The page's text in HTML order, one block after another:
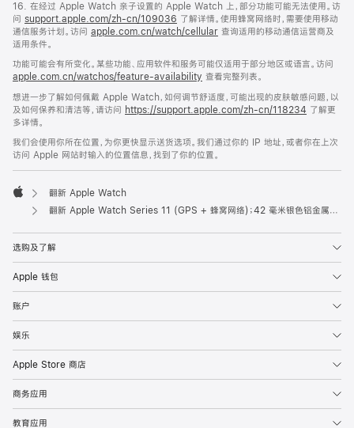
16. 在经过 Apple Watch 亲子设置的 Apple Watch 上，部分功能可能无法使用。访
问 support.apple.com/zh-cn/109036 了解详情。使用蜂窝网络时，需要使用移动
通信服务计划。访问 apple.com.cn/watch/cellular 查询适用的移动通信运营商及
适用条件。
功能可能会有所变化。某些功能、应用软件和服务可能仅适用于部分地区或语言。访问
apple.com.cn/watchos/feature-availability 查看完整列表。
想进一步了解如何佩戴 Apple Watch，如何调节舒适度，可能出现的皮肤敏感问题，以
及如何保养和清洁等，请访问 https://support.apple.com/zh-cn/118234 了解更
多详情。
我们会使用你所在位置，为你更快显示送货选项。我们通过你的 IP 地址，或者你在上次
访问 Apple 网站时输入的位置信息，找到了你的位置。
Apple
翻新 Apple Watch
翻新 Apple Watch Series 11 (GPS + 蜂窝网络)；42 毫米银色铝金属表壳；雾紫色运动型表带 (S/M 号)
选购及了解
Apple 钱包
账户
娱乐
Apple Store 商店
商务应用
教育应用